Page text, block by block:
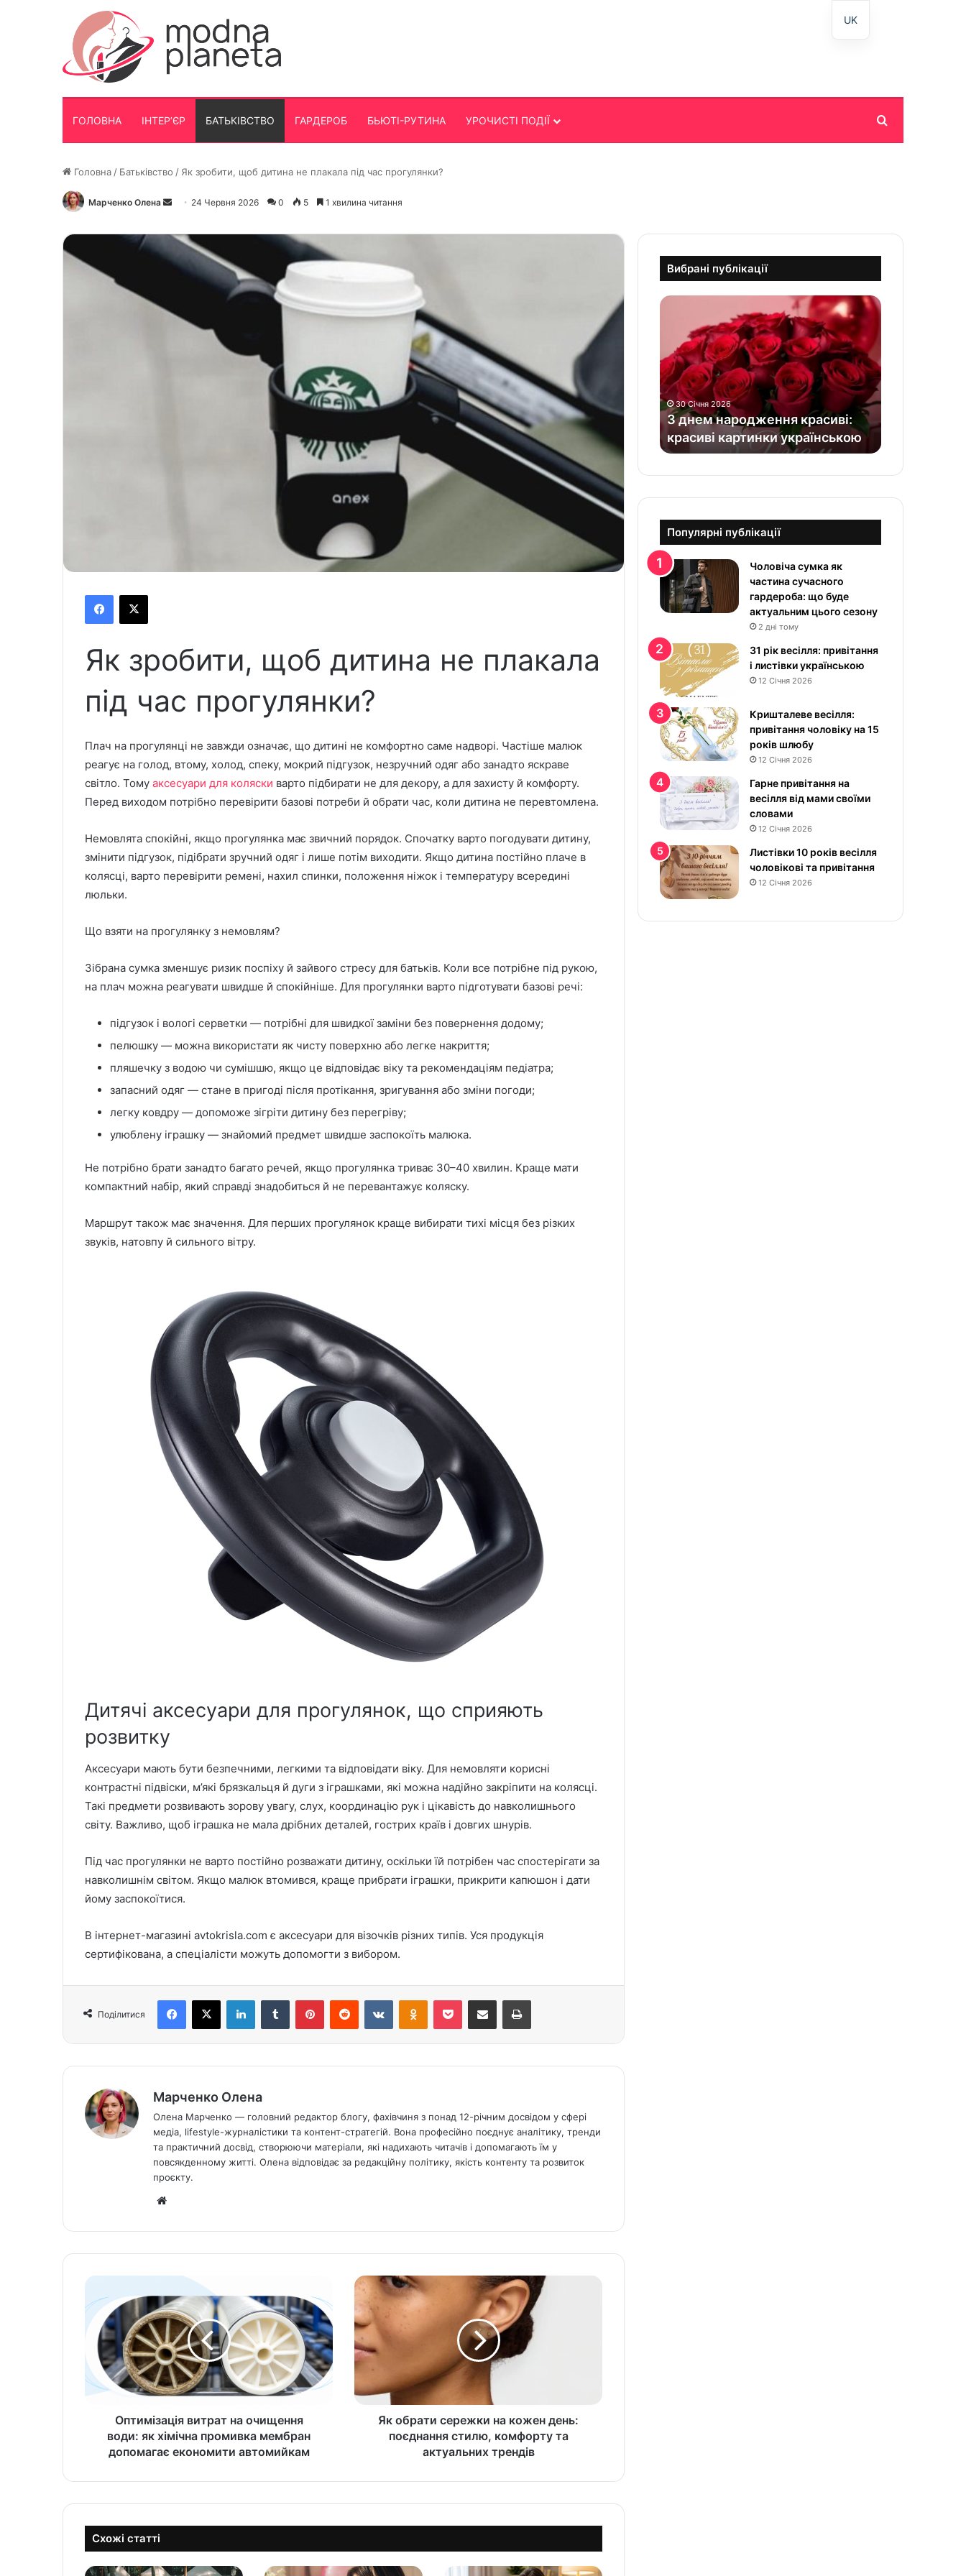
ГОЛОВНА ІНТЕР’ЄР БАТЬКІВСТВО ГАРДЕРОБ БЬЮТІ-РУТИНА УРОЧИСТІ ПОДІЇ
Головна / Батьківство / Як зробити, щоб дитина не плакала під час прогулянки?
Марченко Олена
Надішліть
листа
24 Червня 2026 0 5 1 хвилина читання
Як зробити, щоб дитина не плакала
під час прогулянки?
Плач на прогулянці не завжди означає, що дитині не комфортно саме надворі. Частіше малюк
реагує на голод, втому, холод, спеку, мокрий підгузок, незручний одяг або занадто яскраве
світло. Тому аксесуари для коляски варто підбирати не для декору, а для захисту й комфорту.
Перед виходом потрібно перевірити базові потреби й обрати час, коли дитина не перевтомлена.
Немовлята спокійні, якщо прогулянка має звичний порядок. Спочатку варто погодувати дитину,
змінити підгузок, підібрати зручний одяг і лише потім виходити. Якщо дитина постійно плаче в
колясці, варто перевірити ремені, нахил спинки, положення ніжок і температуру всередині
люльки.
Що взяти на прогулянку з немовлям?
Зібрана сумка зменшує ризик поспіху й зайвого стресу для батьків. Коли все потрібне під рукою,
на плач можна реагувати швидше й спокійніше. Для прогулянки варто підготувати базові речі:
підгузок і вологі серветки — потрібні для швидкої заміни без повернення додому;
пелюшку — можна використати як чисту поверхню або легке накриття;
пляшечку з водою чи сумішшю, якщо це відповідає віку та рекомендаціям педіатра;
запасний одяг — стане в пригоді після протікання, зригування або зміни погоди;
легку ковдру — допоможе зігріти дитину без перегріву;
улюблену іграшку — знайомий предмет швидше заспокоїть малюка.
Не потрібно брати занадто багато речей, якщо прогулянка триває 30–40 хвилин. Краще мати
компактний набір, який справді знадобиться й не перевантажує коляску.
Маршрут також має значення. Для перших прогулянок краще вибирати тихі місця без різких
звуків, натовпу й сильного вітру.
Дитячі аксесуари для прогулянок, що сприяють
розвитку
Аксесуари мають бути безпечними, легкими та відповідати віку. Для немовляти корисні
контрастні підвіски, м’які брязкальця й дуги з іграшками, які можна надійно закріпити на колясці.
Такі предмети розвивають зорову увагу, слух, координацію рук і цікавість до навколишнього
світу. Важливо, щоб іграшка не мала дрібних деталей, гострих країв і довгих шнурів.
Під час прогулянки не варто постійно розважати дитину, оскільки їй потрібен час спостерігати за
навколишнім світом. Якщо малюк втомився, краще прибрати іграшки, прикрити капюшон і дати
йому заспокоїтися.
В інтернет-магазині avtokrisla.com є аксесуари для візочків різних типів. Уся продукція
сертифікована, а спеціалісти можуть допомогти з вибором.
Поділитися
Поділіться електронною поштою
Марченко Олена
Олена Марченко — головний редактор блогу, фахівчиня з понад 12-річним досвідом у сфері
медіа, lifestyle-журналістики та контент-стратегій. Вона професійно поєднує аналітику, тренди
та практичний досвід, створюючи матеріали, які надихають читачів і допомагають їм у
повсякденному житті. Олена відповідає за редакційну політику, якість контенту та розвиток
проєкту.
са
йт
Оптимізація витрат на очищення
води: як хімічна промивка мембран
допомагає економити автомийкам
Як обрати сережки на кожен день:
поєднання стилю, комфорту та
актуальних трендів
Схожі статті
Вибрані публікації
З
м
н
а
р
о
д
ж
н
р
а
с
в
:
к
р
с
и
в
і
к
а
р
т
и
н
к
и
у
к
а
30 Січня 2026
З днем народження красиві:
красиві картинки українською
Популярні публікації
Чоловіча сумка як
частина сучасного
гардероба: що буде
актуальним цього сезону
2 дні тому
31 рік весілля: привітання
і листівки українською
12 Січня 2026
Кришталеве весілля:
привітання чоловіку на 15
років шлюбу
12 Січня 2026
Гарне привітання на
весілля від мами своїми
словами
12 Січня 2026
Листівки 10 років весілля
чоловікові та привітання
12 Січня 2026
UK